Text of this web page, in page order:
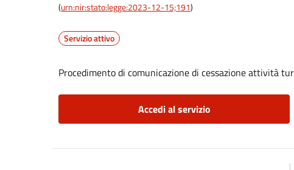
(urn:nir:stato:legge:2023-12-15;191)
Servizio attivo
Procedimento di comunicazione di cessazione attività
Accedi al servizio